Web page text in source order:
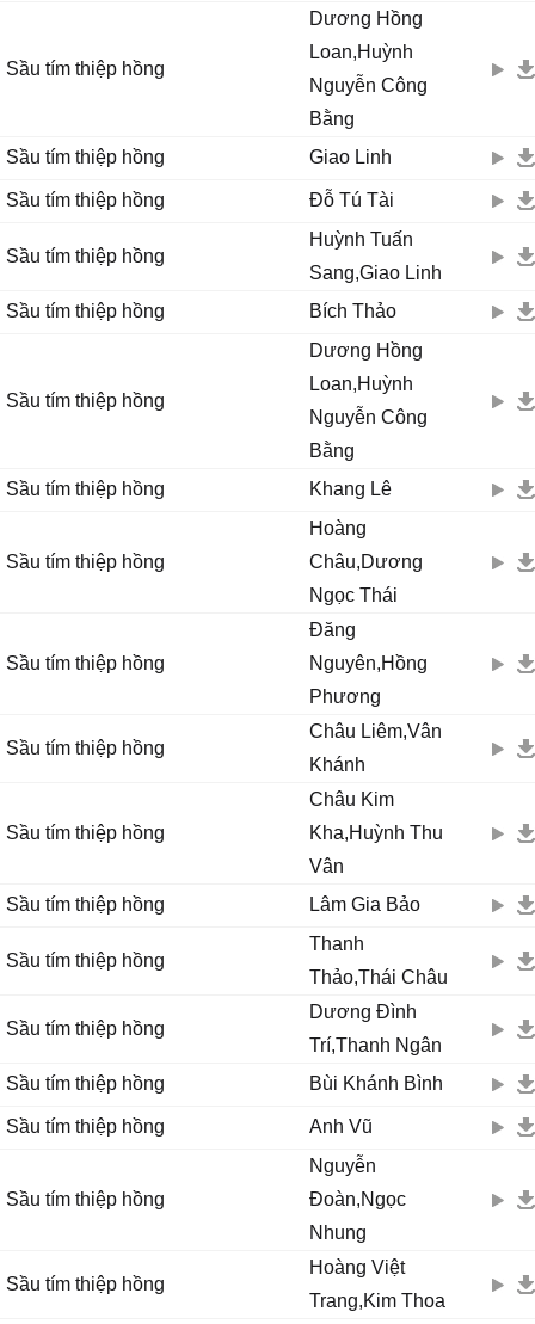
Nhìn xe kết hoa mầu trắng ngỡ rằng mịt mù
Tưởng bước ai tìm về
Mở rộng vòng tay đón em nhưng nào hay
Mở rộng vòng tay đón em nhưng nào hay
Sầu dâng lên tím.... biết bao giờ cho thôi?
Sầu tím thiệp hồng
Dương Hồng
Loan,Huỳnh
Nguyễn Công
Bằng
Sầu tím thiệp hồng
Giao Linh
Sầu tím thiệp hồng Đỗ Tú Tài
Sầu tím thiệp hồng
Huỳnh Tuấn
Sang,Giao Linh
Sầu tím thiệp hồng
Bích Thảo
Sầu tím thiệp hồng
Dương Hồng
Loan,Huỳnh
Nguyễn Công
Bằng
Sầu tím thiệp hồng
Khang Lê
Sầu tím thiệp hồng
Hoàng
Châu,Dương
Ngọc Thái
Sầu tím thiệp hồng
Đăng
Nguyên,Hồng
Phương
Sầu tím thiệp hồng
Châu Liêm,Vân
Khánh
Sầu tím thiệp hồng
Châu Kim
Kha,Huỳnh Thu
Vân
Sầu tím thiệp hồng
Lâm Gia Bảo
Sầu tím thiệp hồng
Thanh
Thảo,Thái Châu
Sầu tím thiệp hồng
Dương Đình
Trí,Thanh Ngân
Sầu tím thiệp hồng
Bùi Khánh Bình
Sầu tím thiệp hồng Anh Vũ
Sầu tím thiệp hồng
Nguyễn
Đoàn,Ngọc
Nhung
Sầu tím thiệp hồng
Hoàng Việt
Trang,Kim Thoa